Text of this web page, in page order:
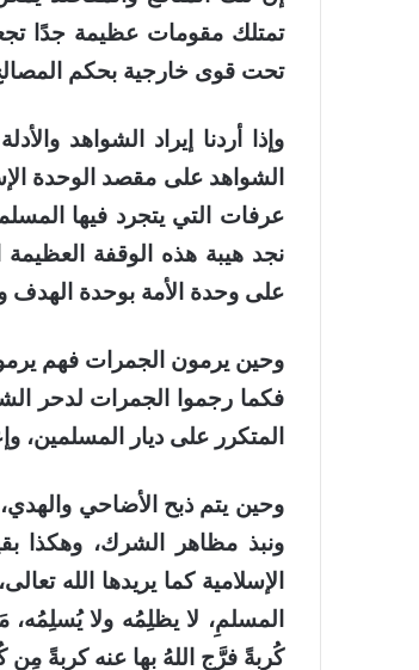
تمتلك مقومات عظيمة جدًا
تحت قوى خارجية بحكم
وإذا أردنا إيراد الشواهد
الشواهد على مقصد الوحدة
عرفات التي يتجرد فيها
نجد هيبة هذه الوقفة
على وحدة الأمة بوحدة الهدف
وحين يرمون الجمرات فهم
فكما رجموا الجمرات لدحر
المتكرر على ديار المسلمين،
وحين يتم ذبح الأضاحي
ونبذ مظاهر الشرك، وهكذا
الإسلامية كما يريدها الله
المسلمِ، لا يظلِمُه ولا
كُربةً فرَّج اللهُ بها عنه كربةً